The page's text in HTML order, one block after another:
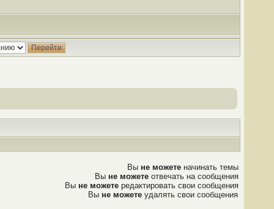
Вы не можете начинать темы
Вы не можете отвечать на сообщения
Вы не можете редактировать свои сообщения
Вы не можете удалять свои сообщения